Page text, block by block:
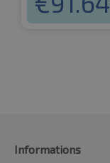
Informations